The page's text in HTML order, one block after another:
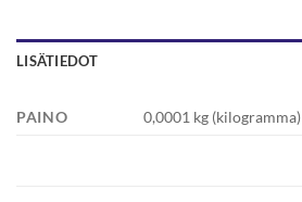
LISÄTIEDOT
PAINO 0,0001 kg (kilogramma)